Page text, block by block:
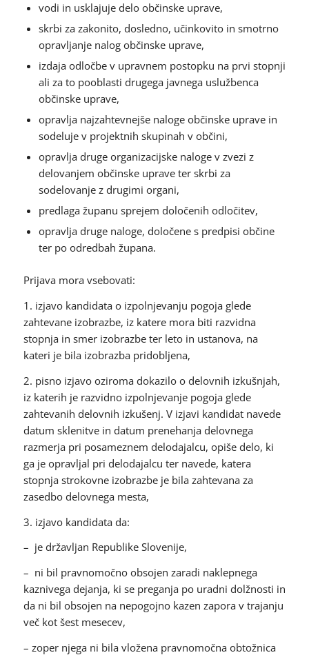
vodi in usklajuje delo občinske uprave,
skrbi za zakonito, dosledno, učinkovito in smotrno
opravljanje nalog občinske uprave,
izdaja odločbe v upravnem postopku na prvi stopnji
ali za to pooblasti drugega javnega uslužbenca
občinske uprave,
opravlja najzahtevnejše naloge občinske uprave in
sodeluje v projektnih skupinah v občini,
opravlja druge organizacijske naloge v zvezi z
delovanjem občinske uprave ter skrbi za
sodelovanje z drugimi organi,
predlaga županu sprejem določenih odločitev,
opravlja druge naloge, določene s predpisi občine
ter po odredbah župana.
Prijava mora vsebovati:
1. izjavo kandidata o izpolnjevanju pogoja glede
zahtevane izobrazbe, iz katere mora biti razvidna
stopnja in smer izobrazbe ter leto in ustanova, na
kateri je bila izobrazba pridobljena,
2. pisno izjavo oziroma dokazilo o delovnih izkušnjah,
iz katerih je razvidno izpolnjevanje pogoja glede
zahtevanih delovnih izkušenj. V izjavi kandidat navede
datum sklenitve in datum prenehanja delovnega
razmerja pri posameznem delodajalcu, opiše delo, ki
ga je opravljal pri delodajalcu ter navede, katera
stopnja strokovne izobrazbe je bila zahtevana za
zasedbo delovnega mesta,
3. izjavo kandidata da:
– je državljan Republike Slovenije,
– ni bil pravnomočno obsojen zaradi naklepnega
kaznivega dejanja, ki se preganja po uradni dolžnosti in
da ni bil obsojen na nepogojno kazen zapora v trajanju
več kot šest mesecev,
– zoper njega ni bila vložena pravnomočna obtožnica